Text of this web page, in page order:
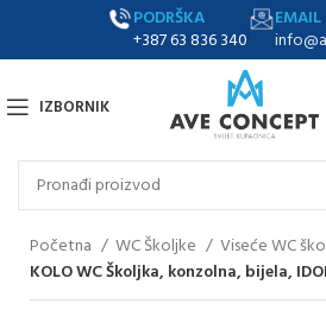
PODRŠKA
+387 63 836 340
EMAIL
IZBORNIK
Početna WC Školjke
Viseće WC
KOLO WC Školjka, konzolna, bijela,